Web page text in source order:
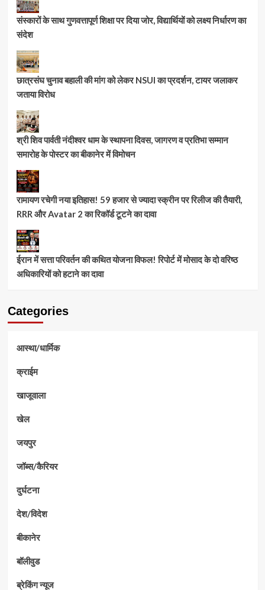
संस्कारों के साथ गुणवत्तापूर्ण शिक्षा पर दिया जोर, विद्यार्थियों को लक्ष्य निर्धारण का
संदेश
छात्रसंघ चुनाव बहाली की मांग को लेकर NSUI का प्रदर्शन, टायर जलाकर
जताया विरोध
श्री शिव पार्वती नंदीश्वर धाम के स्थापना दिवस, जागरण व प्रतिभा सम्मान
समारोह के पोस्टर का बीकानेर में विमोचन
रामायण रचेगी नया इतिहास! 59 हजार से ज्यादा स्क्रीन पर रिलीज की तैयारी,
RRR और Avatar 2 का रिकॉर्ड टूटने का दावा
ईरान में सत्ता परिवर्तन की कथित योजना विफल! रिपोर्ट में मोसाद के दो वरिष्ठ
अधिकारियों को हटाने का दावा
Categories
आस्था/धार्मिक
क्राईम
खाजूवाला
खेल
जयपुर
जॉब्स/कैरियर
दुर्घटना
देश/विदेश
बीकानेर
बॉलीवुड
ब्रेकिंग न्यूज